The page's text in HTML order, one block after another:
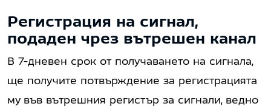
Регистрация на сигнал,
подаден чрез вътрешен канал
В 7-дневен срок от получаването на сигнала,
ще получите потвърждение за регистрацията
му във вътрешния регистър за сигнали, ведно